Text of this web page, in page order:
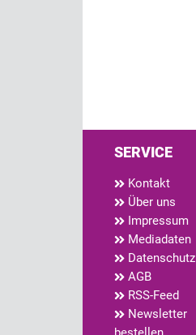
SERVICE
Kontakt
Über uns
Impressum
Mediadaten
Datenschutz
AGB
RSS-Feed
Newsletter